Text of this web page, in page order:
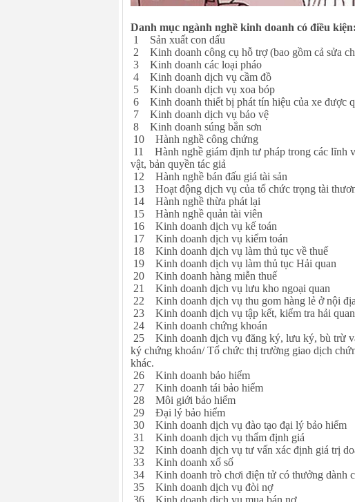
Danh mục ngành nghề kinh doanh có điều kiện:
1 Sản xuất con dấu
2 Kinh doanh công cụ hỗ trợ (bao gồm cả sửa
3 Kinh doanh các loại pháo
4 Kinh doanh dịch vụ cầm đồ
5 Kinh doanh dịch vụ xoa bóp
6 Kinh doanh thiết bị phát tín hiệu của xe được
7 Kinh doanh dịch vụ bảo vệ
8 Kinh doanh súng bắn sơn
10 Hành nghề công chứng
11 Hành nghề giám định tư pháp trong các lĩnh
vật, bản quyền tác giả
12 Hành nghề bán đấu giá tài sản
13 Hoạt động dịch vụ của tổ chức trọng tài
14 Hành nghề thừa phát lại
15 Hành nghề quản tài viên
16 Kinh doanh dịch vụ kế toán
17 Kinh doanh dịch vụ kiểm toán
18 Kinh doanh dịch vụ làm thủ tục về thuế
19 Kinh doanh dịch vụ làm thủ tục Hải quan
20 Kinh doanh hàng miễn thuế
21 Kinh doanh dịch vụ lưu kho ngoại quan
22 Kinh doanh dịch vụ thu gom hàng lẻ ở nội địa
23 Kinh doanh dịch vụ tập kết, kiểm tra hải
24 Kinh doanh chứng khoán
25 Kinh doanh dịch vụ đăng ký, lưu ký, bù trừ
ký chứng khoán/ Tổ chức thị trường giao dịch
khác.
26 Kinh doanh bảo hiểm
27 Kinh doanh tái bảo hiểm
28 Môi giới bảo hiểm
29 Đại lý bảo hiểm
30 Kinh doanh dịch vụ đào tạo đại lý bảo hiểm
31 Kinh doanh dịch vụ thẩm định giá
32 Kinh doanh dịch vụ tư vấn xác định giá trị
33 Kinh doanh xổ số
34 Kinh doanh trò chơi điện tử có thưởng dành
35 Kinh doanh dịch vụ đòi nợ
36 Kinh doanh dịch vụ mua bán nợ